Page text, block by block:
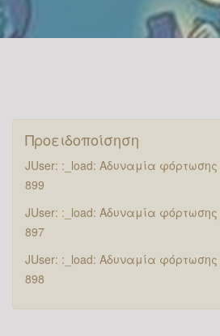
Προειδοποίσηση
JUser: :_load: Αδυναμία
899
JUser: :_load: Αδυναμία
897
JUser: :_load: Αδυναμία
898